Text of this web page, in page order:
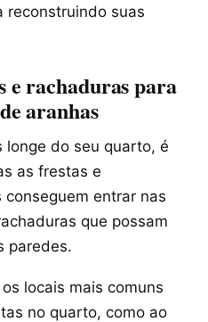
reconstruindo suas
e rachaduras para
aranhas
longe do seu quarto, é
as frestas e
entrar nas
que possam
paredes.
locais mais comuns
no quarto, como ao